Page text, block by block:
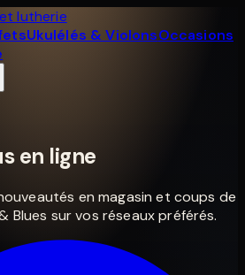
lutherie
Ukulélés & ViolonsOccasions
en ligne
en magasin et coups de
sur vos réseaux préférés.